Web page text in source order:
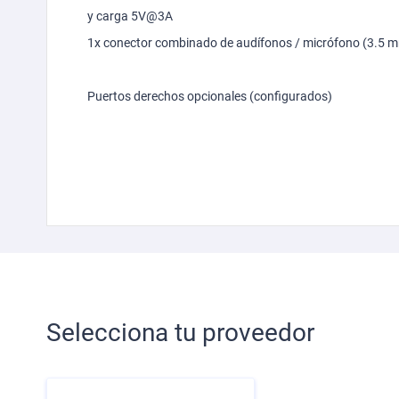
y carga 5V@3A
1x conector combinado de audífonos / micrófono (3.5
Puertos derechos opcionales (configurados)
Selecciona tu proveedor